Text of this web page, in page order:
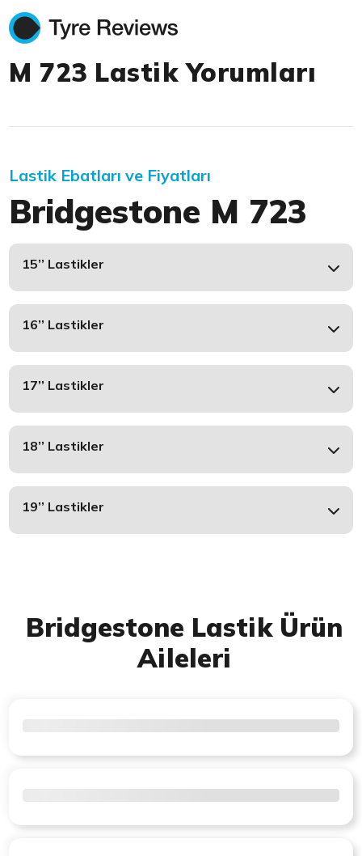
M 723 Lastik Yorumları
Lastik Ebatları ve Fiyatları
Bridgestone M 723
15’’ Lastikler
16’’ Lastikler
17’’ Lastikler
18’’ Lastikler
19’’ Lastikler
Bridgestone Lastik Ürün
Aileleri